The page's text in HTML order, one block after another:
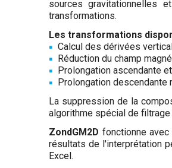
sources gravitationnelles
transformations.
Les transformations
Calcul des dérivées
Réduction du champ
Prolongation ascendante
Prolongation descendante
La suppression de la
algorithme spécial de
ZondGM2D fonctionne
résultats de l'interprétation
Excel.